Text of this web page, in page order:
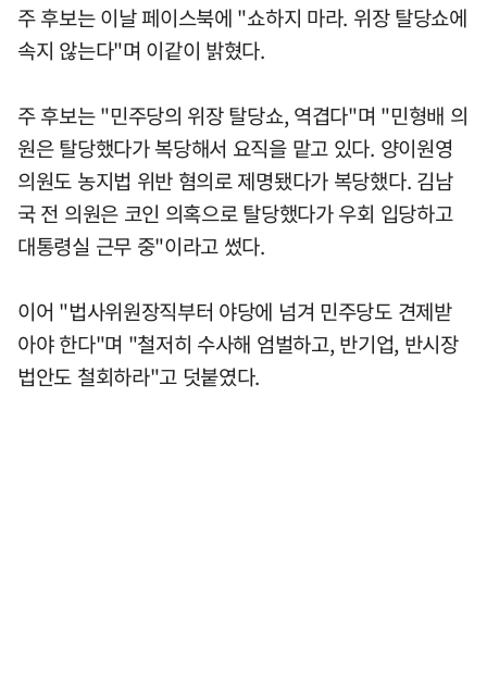
주 후보는 이날 페이스북에 "쇼하지 마라. 위장 탈당쇼에
속지 않는다"며 이같이 밝혔다.
주 후보는 "민주당의 위장 탈당쇼, 역겹다"며 "민형배 의
원은 탈당했다가 복당해서 요직을 맡고 있다. 양이원영
의원도 농지법 위반 혐의로 제명됐다가 복당했다. 김남
국 전 의원은 코인 의혹으로 탈당했다가 우회 입당하고
대통령실 근무 중"이라고 썼다.
이어 "법사위원장직부터 야당에 넘겨 민주당도 견제받
아야 한다"며 "철저히 수사해 엄벌하고, 반기업, 반시장
법안도 철회하라"고 덧붙였다.